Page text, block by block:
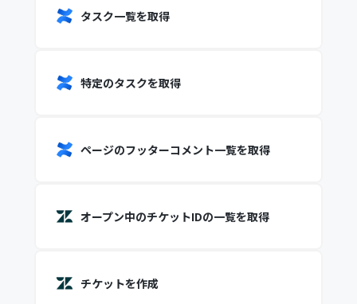
タスク一覧を取得
特定のタスクを取得
ページのフッターコメント一覧を取得
オープン中のチケットIDの一覧を取得
チケットを作成